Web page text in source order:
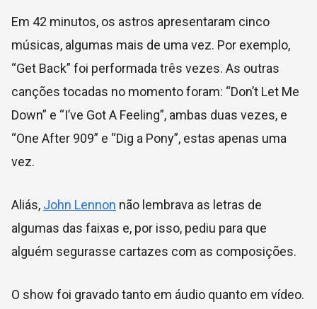
Em 42 minutos, os astros apresentaram cinco
músicas, algumas mais de uma vez. Por exemplo,
“Get Back” foi performada três vezes. As outras
canções tocadas no momento foram: “Don’t Let Me
Down” e “I’ve Got A Feeling”, ambas duas vezes, e
“One After 909” e “Dig a Pony”, estas apenas uma
vez.
Aliás, John Lennon não lembrava as letras de
algumas das faixas e, por isso, pediu para que
alguém segurasse cartazes com as composições.
O show foi gravado tanto em áudio quanto em vídeo.